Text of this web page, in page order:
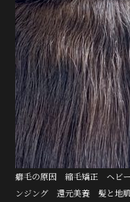
癖毛の原因 縮毛矯正 ヘビ
ンジング 還元美養 髪と地